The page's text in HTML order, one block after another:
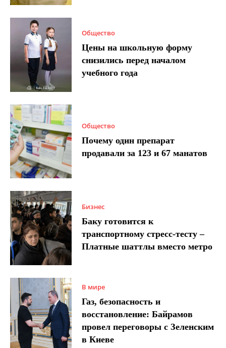
Общество
Цены на школьную форму
снизились перед началом
учебного года
Общество
Почему один препарат
продавали за 123 и 67 манатов
Бизнес
Баку готовится к
транспортному стресс-тесту –
Платные шаттлы вместо метро
В мире
Газ, безопасность и
восстановление: Байрамов
провел переговоры с Зеленским
в Киеве